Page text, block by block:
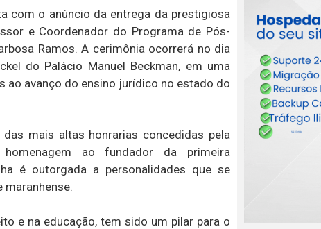
com o anúncio da entrega da prestigiosa
e Coordenador do Programa de Pós-
Ramos. A cerimônia ocorrerá no dia
do Palácio Manuel Beckman, em uma
ao avanço do ensino jurídico no estado do
mais altas honrarias concedidas pela
ao fundador da primeira
é outorgada a personalidades que se
e na educação, tem sido um pilar para o